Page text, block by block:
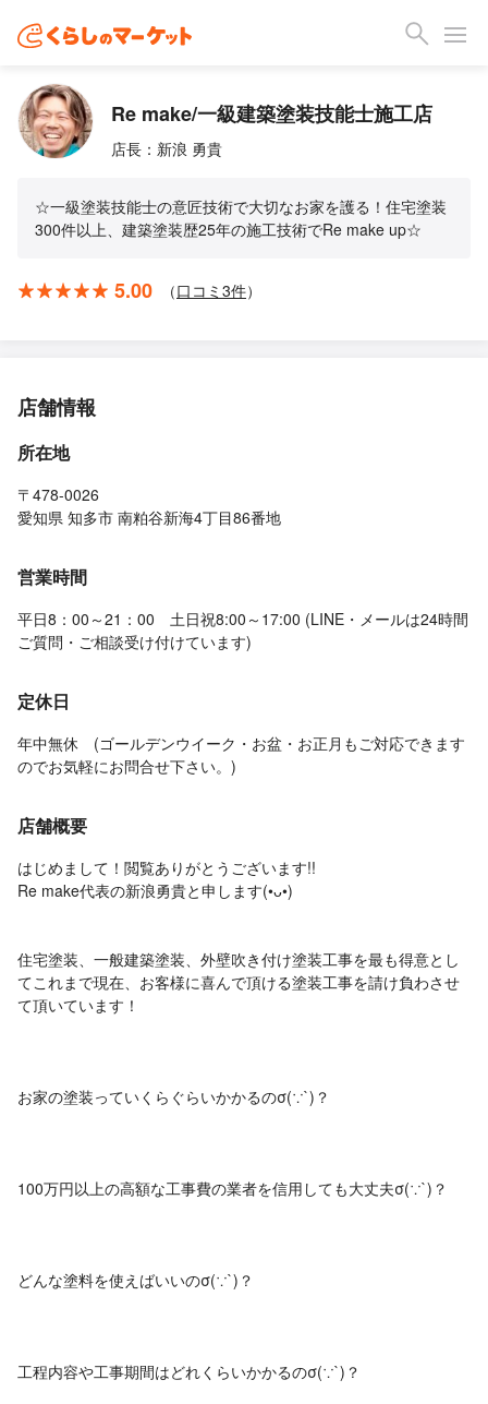
Re make/一級建築塗装技能士施工店
店長：新浪 勇貴
☆一級塗装技能士の意匠技術で大切なお家を護る！住宅塗装
300件以上、建築塗装歴25年の施工技術でRe make up☆
5.00 （口コミ 3件）
店舗情報
所在地
〒478-0026
愛知県 知多市 南粕谷新海4丁目86番地
営業時間
平日8：00～21：00 土日祝8:00～17:00 (LINE・メールは24時間
ご質問・ご相談受け付けています)
定休日
年中無休 (ゴールデンウイーク・お盆・お正月もご対応できます
のでお気軽にお問合せ下さい。)
店舗概要
はじめまして！閲覧ありがとうございます!!
‏Re make代表の新浪勇貴と申します(•ᴗ•)ゝ
住宅塗装、一般建築塗装、外壁吹き付け塗装工事を最も得意とし
てこれまで現在、お客様に喜んで頂ける塗装工事を請け負わさせ
て頂いています！
お家の塗装っていくらぐらいかかるのσ(∵`)？
‎100万円以上の高額な工事費の業者を信用しても大丈夫σ(∵`)？
どんな塗料を使えばいいのσ(∵`)？ ㅤ
工程内容や工事期間はどれくらいかかるのσ(∵`)？ㅤㅤㅤㅤ